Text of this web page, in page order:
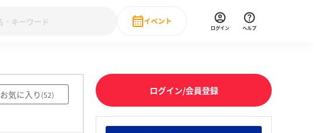
28卒 IT・DX現場社員インタビュー
イベント
直近のイベント一覧
ログイン ヘルプ
お気に入り (52)
ログイン/会員登録